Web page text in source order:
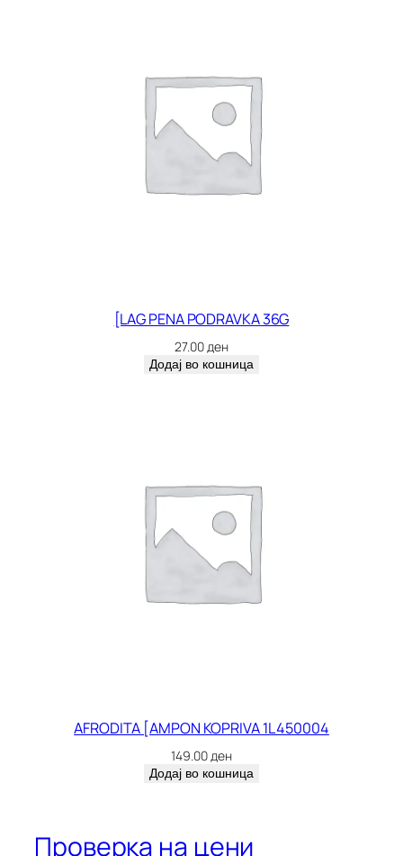
[LAG PENA PODRAVKA 36G
27.00ден
Додај во кошница
AFRODITA [AMPON KOPRIVA 1L 450004
149.00ден
Додај во кошница
Проверка на цени